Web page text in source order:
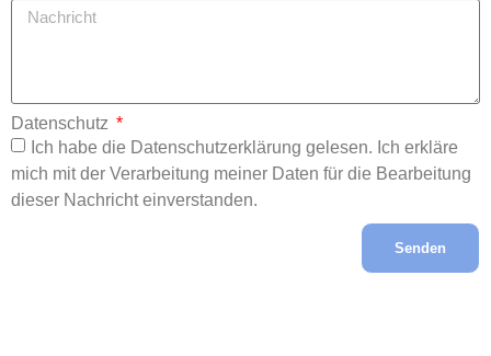
Datenschutz
Ich habe die Datenschutzerklärung gelesen. Ich erkläre
mich mit der Verarbeitung meiner Daten für die Bearbeitung
dieser Nachricht einverstanden.
Senden